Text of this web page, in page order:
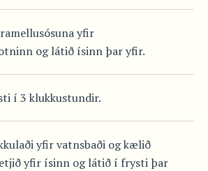
yfir
og látið ísinn þar yfir.
í 3 klukkustundir.
yfir vatnsbaði og kælið
yfir ísinn og látið í frysti þar